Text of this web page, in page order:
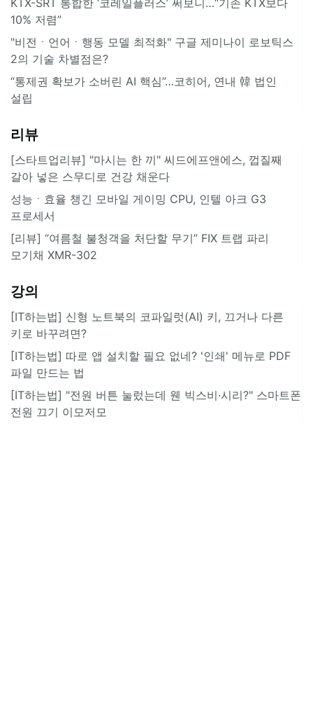
10% 저렴”
"비전ㆍ언어ㆍ행동 모델 최적화" 구글 제미나이 로보틱스
2의 기술 차별점은?
“통제권 확보가 소버린 AI 핵심”…코히어, 연내 韓 법인
설립
리뷰
[스타트업리뷰] "마시는 한 끼" 씨드에프앤에스, 껍질째
갈아 넣은 스무디로 건강 채운다
성능ㆍ효율 챙긴 모바일 게이밍 CPU, 인텔 아크 G3
프로세서
[리뷰] “여름철 불청객을 처단할 무기” FIX 트랩 파리
모기채 XMR-302
강의
[IT하는법] 신형 노트북의 코파일럿(AI) 키, 끄거나 다른
키로 바꾸려면?
[IT하는법] 따로 앱 설치할 필요 없네? '인쇄' 메뉴로 PDF
파일 만드는 법
[IT하는법] "전원 버튼 눌렀는데 웬 빅스비·시리?" 스마트폰
전원 끄기 이모저모